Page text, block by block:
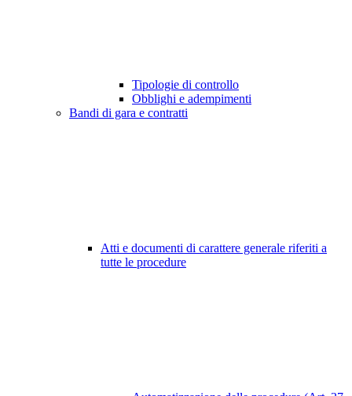
Tipologie di controllo
Obblighi e adempimenti
Bandi di gara e contratti
Atti e documenti di carattere generale riferiti a
tutte le procedure